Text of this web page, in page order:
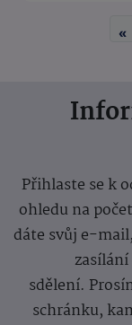
«
Přihlaste se k
ohledu na
dáte svůj e-
sdělení.
schránku,